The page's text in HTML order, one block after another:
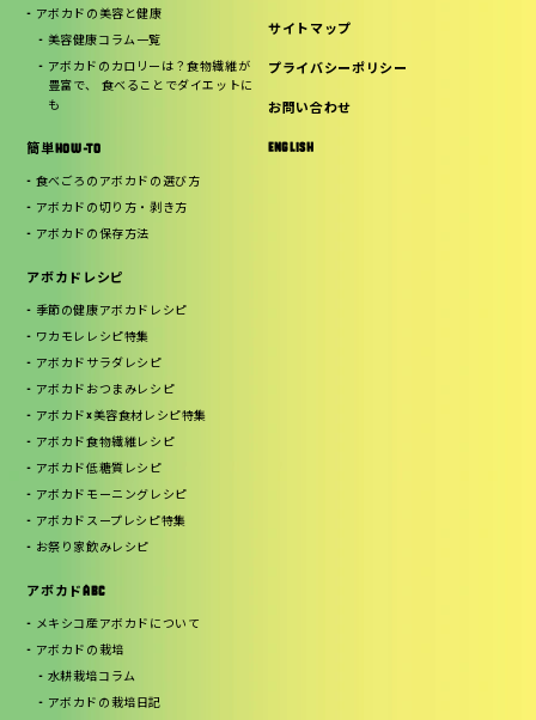
アボカドの美容と健康
美容健康コラム一覧
アボカドのカロリーは？食物繊維が
豊富で、 食べることでダイエットに
も
簡単HOW-TO
食べごろのアボカドの選び方
アボカドの切り方・剥き方
アボカドの保存方法
アボカドレシピ
季節の健康アボカドレシピ
ワカモレレシピ特集
アボカドサラダレシピ
アボカドおつまみレシピ
アボカド×美容食材レシピ特集
アボカド食物繊維レシピ
アボカド低糖質レシピ
アボカドモーニングレシピ
アボカドスープレシピ特集
お祭り家飲みレシピ
アボカドABC
メキシコ産アボカドについて
アボカドの栽培
水耕栽培コラム
アボカドの栽培日記
サイトマップ
プライバシーポリシー
お問い合わせ
ENGLISH